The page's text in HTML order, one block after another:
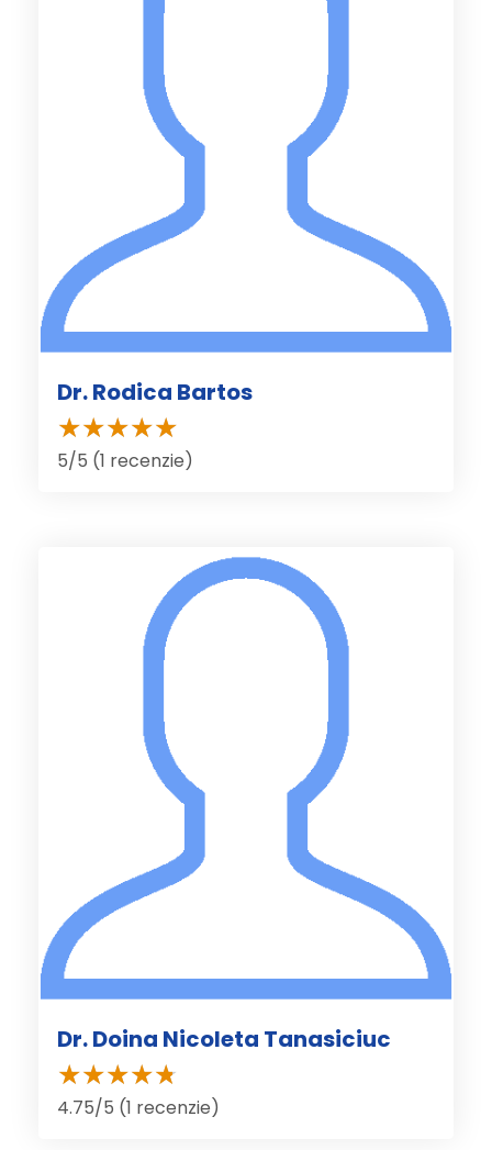
Dr. Rodica Bartos
5/5 (1 recenzie)
Dr. Doina Nicoleta Tanasiciuc
4.75/5 (1 recenzie)